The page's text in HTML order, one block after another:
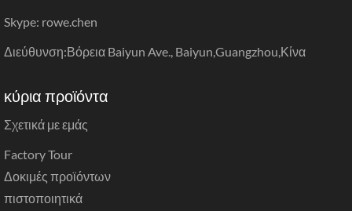
Skype: rowe.chen
Διεύθυνση:Βόρεια Baiyun Ave., Baiyun,Guangzhou,Κίνα
κύρια προϊόντα
Σχετικά με εμάς
Factory Tour
Δοκιμές προϊόντων
πιστοποιητικά